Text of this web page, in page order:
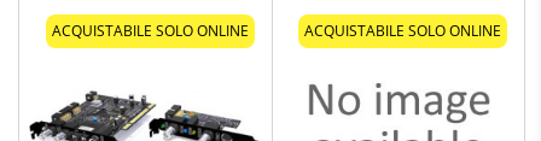
ACQUISTABILE SOLO ONLINE ACQUISTABILE SOLO ONLINE